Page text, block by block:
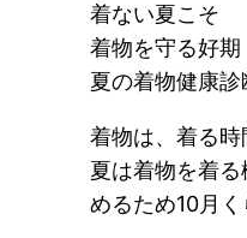
着ない夏こそ
着物を守る好期
夏の着物健康診
着物は、着る時
夏は着物を着
めるため10月